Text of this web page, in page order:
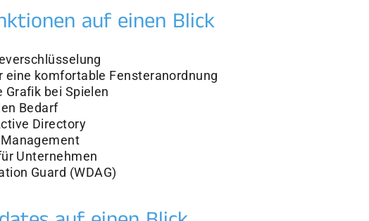
auf einen Blick
eine komfortable Fensteranordnung
Grafik bei Spielen
Bedarf
Directory
Unternehmen
Guard (WDAG)